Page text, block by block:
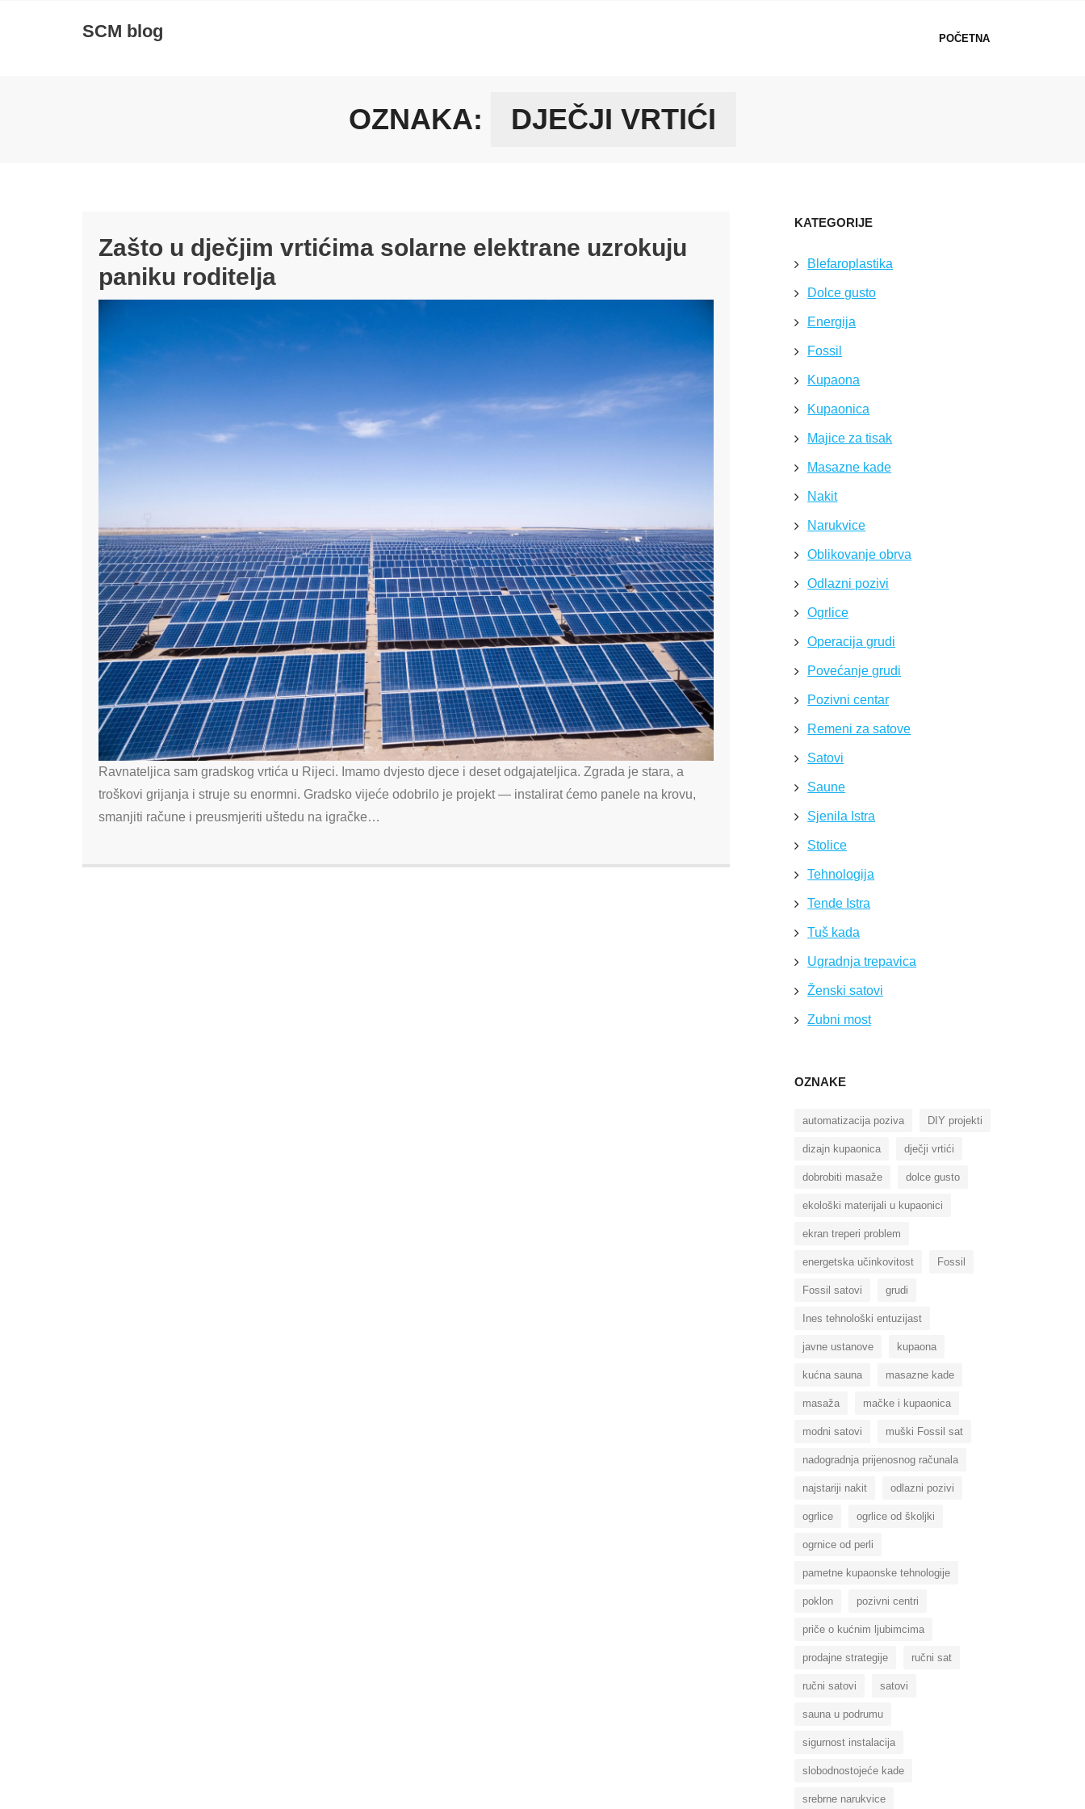
SCM blog POČETNA
OZNAKA: DJEČJI VRTIĆI
Zašto u dječjim vrtićima solarne elektrane uzrokuju
paniku roditelja
Ravnateljica sam gradskog vrtića u Rijeci. Imamo dvjesto djece i deset odgajateljica. Zgrada je stara, a
troškovi grijanja i struje su enormni. Gradsko vijeće odobrilo je projekt — instalirat ćemo panele na krovu,
smanjiti račune i preusmjeriti uštedu na igračke…
KATEGORIJE
Blefaroplastika
Dolce gusto
Energija
Fossil
Kupaona
Kupaonica
Majice za tisak
Masazne kade
Nakit
Narukvice
Oblikovanje obrva
Odlazni pozivi
Ogrlice
Operacija grudi
Povećanje grudi
Pozivni centar
Remeni za satove
Satovi
Saune
Sjenila Istra
Stolice
Tehnologija
Tende Istra
Tuš kada
Ugradnja trepavica
Ženski satovi
Zubni most
OZNAKE
automatizacija poziva DIY projekti
dizajn kupaonica dječji vrtići
dobrobiti masaže dolce gusto
ekološki materijali u kupaonici
ekran treperi problem
energetska učinkovitost Fossil
Fossil satovi grudi
Ines tehnološki entuzijast
javne ustanove kupaona
kućna sauna masazne kade
masaža mačke i kupaonica
modni satovi muški Fossil sat
nadogradnja prijenosnog računala
najstariji nakit odlazni pozivi
ogrlice ogrlice od školjki
ogrnice od perli
pametne kupaonske tehnologije
poklon pozivni centri
priče o kućnim ljubimcima
prodajne strategije ručni sat
ručni satovi satovi
sauna u podrumu
sigurnost instalacija
slobodnostojeće kade
srebrne narukvice